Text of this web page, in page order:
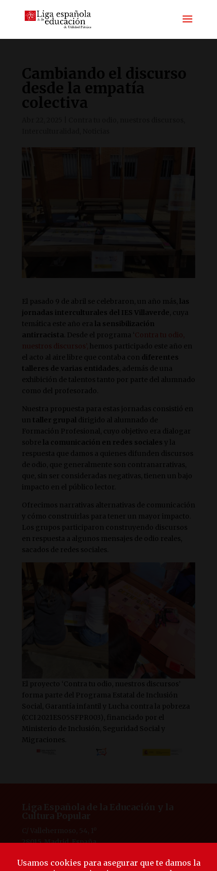
Cambiando el discurso
desde la empatía
colectiva
El pasado 9 de abril se celebraron, un año más,
las
jornadas interculturales del IES Villaverde , cuya
temática este año era la sensibilización
antirracista . Desde el programa ‘ Contra tu odio,
nuestros discursos’,
hemos participado este año en
el acto al aire libre que contaba con diferentes
talleres de varias entidades , además de una
exhibición de talentos tanto por parte del alumnado
como del profesorado.
Nuestra propuesta para estas jornadas consistió en
un taller grupal dirigido al alumnado de
Formación Profesional, cuyo objetivo era dialogar
sobre la comunicación en redes sociales y la
respuesta que damos a quienes difunden discursos
de odio, que generalmente son contranarrativas,
que, sin ser consideradas negativas, tienen un bajo
impacto en el público lector.
Ofrecimos narrativas alternativas de comunicación
y cómo construirlas para tener un mayor impacto.
Los grupos participaron construyendo discursos
en respuesta a algunos mensajes de odio reales,
sacados de redes sociales.
El proyecto ‘Contra tu odio, nuestros discursos’
forma parte del Programa Estatal de Inclusión
Social, Garantía infantil y Lucha contra la pobreza
(CCI 2021ES05SFPR003), financiado por el
Ministerio de Inclusión, Seguridad Social y
Migraciones.
28015, Madrid, España
laliga@ligaeducacion.org